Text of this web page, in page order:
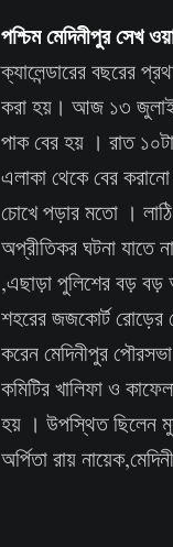
পশ্চিম মেদিনীপুর সেখ
ক্যালেন্ডারের বছরের
করা হয়। আজ ১৩ জুলাই
পাক বের হয় । রাত
এলাকা থেকে বের
চোখে পড়ার মতো ।
অপ্রীতিকর ঘটনা যাতে
,এছাড়া পুলিশের বড়
শহরের জজকোর্ট রোড়ের
করেন মেদিনীপুর
কমিটির খালিফা ও
হয় । উপস্থিত ছিলেন
অর্পিতা রায়